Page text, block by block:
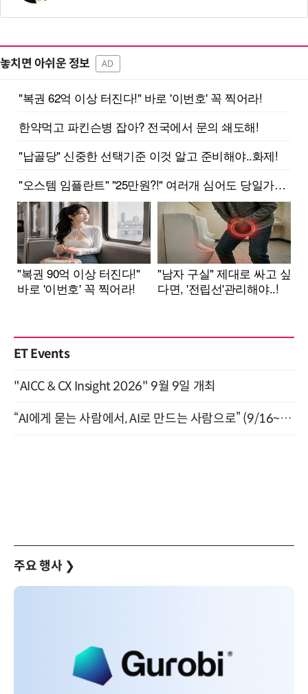
놓치면 아쉬운 정보 AD
ET Events
"AICC & CX Insight 2026" 9월 9일 개최
“AI에게 묻는 사람에서, AI로 만드는 사람으로” (9/16~17)
주요 행사 ❯